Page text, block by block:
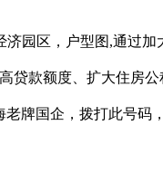
区，户型图,通过加
款额度、扩大住房
牌国企，拨打此号